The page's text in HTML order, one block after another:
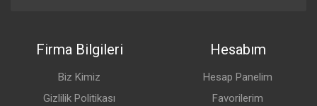
Firma Bilgileri
Biz Kimiz
Gizlilik Politikası
Hesabım
Hesap Panelim
Favorilerim